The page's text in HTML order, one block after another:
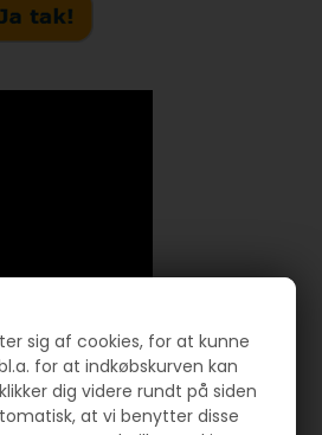
sig af cookies, for at kunne
for at indkøbskurven kan
dig videre rundt på siden
at vi benytter disse
lige at se her: